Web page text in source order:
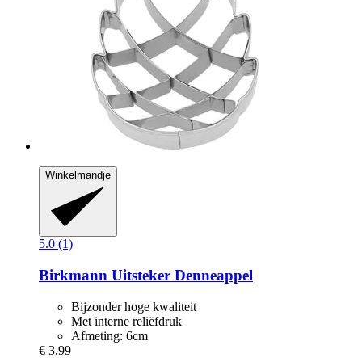
Winkelmandje
5.0 (1)
Birkmann Uitsteker Denneappel
Bijzonder hoge kwaliteit
Met interne reliëfdruk
Afmeting: 6cm
€ 3,99